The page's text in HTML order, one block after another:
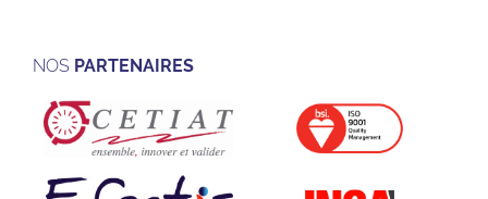
NOS PARTENAIRES